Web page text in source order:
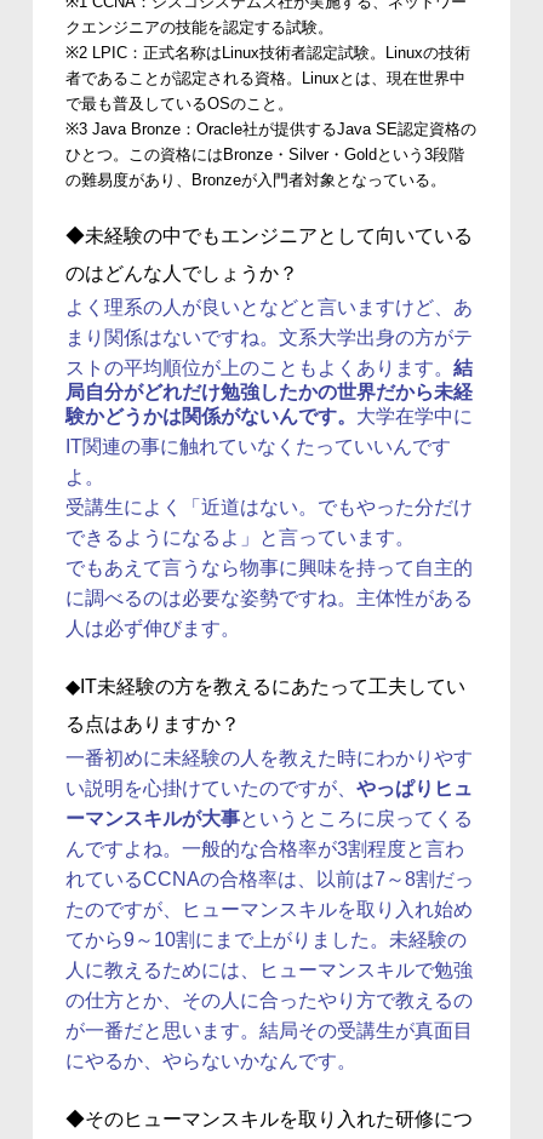
クエンジニアの技能を認定する試験。
※2 LPIC：正式名称はLinux技術者認定試験。Linuxの技術
者であることが認定される資格。Linuxとは、現在世界中
で最も普及しているOSのこと。
※3 Java Bronze：Oracle社が提供するJava SE認定資格の
ひとつ。この資格にはBronze・Silver・Goldという3段階
の難易度があり、Bronzeが入門者対象となっている。
◆未経験の中でもエンジニアとして向いている
のはどんな人でしょうか？
よく理系の人が良いとなどと言いますけど、あ
まり関係はないですね。文系大学出身の方がテ
ストの平均順位が上のこともよくあります。 結
局自分がどれだけ勉強したかの世界だから未経
験かどうかは関係がないんです。 大学在学中に
IT関連の事に触れていなくたっていいんです
よ。
受講生によく「近道はない。でもやった分だけ
できるようになるよ」と言っています。
でもあえて言うなら物事に興味を持って自主的
に調べるのは必要な姿勢ですね。主体性がある
人は必ず伸びます。
◆IT未経験の方を教えるにあたって工夫してい
る点はありますか？
一番初めに未経験の人を教えた時にわかりやす
い説明を心掛けていたのですが、 やっぱりヒュ
ーマンスキルが大事というところに戻ってくる
んですよね。一般的な合格率が3割程度と言わ
れているCCNAの合格率は、以前は7～8割だっ
たのですが、ヒューマンスキルを取り入れ始め
てから9～10割にまで上がりました。未経験の
人に教えるためには、ヒューマンスキルで勉強
の仕方とか、その人に合ったやり方で教えるの
が一番だと思います。結局その受講生が真面目
にやるか、やらないかなんです。
◆そのヒューマンスキルを取り入れた研修につ